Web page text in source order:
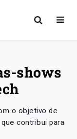
shows
o objetivo de
contribui para